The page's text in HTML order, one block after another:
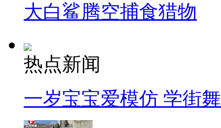
大白鲨腾空捕食猎物
热点新闻
一岁宝宝爱模仿 学街